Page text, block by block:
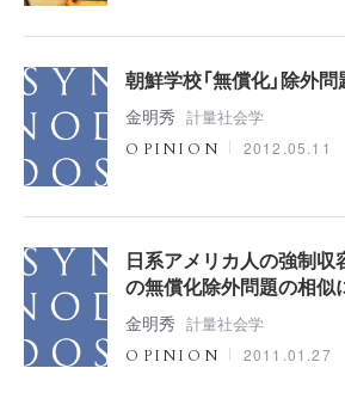
朝鮮学校「無償化」除外問
金明秀 計量社会学
OPINION 2012.05.11
日系アメリカ人の強制
の無償化除外問題の相
金明秀 計量社会学
OPINION 2011.01.27